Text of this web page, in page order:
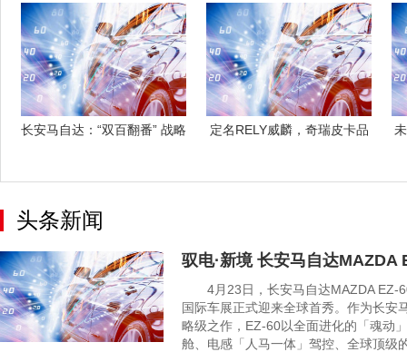
长安马自达：“双百翻番” 战略
定名RELY威麟，奇瑞皮卡品
头条新闻
驭电·新境 长安马自达MAZDA
4月23日，长安马自达MAZDA EZ-
国际车展正式迎来全球首秀。作为长安
略级之作，EZ-60以全面进化的「魂动
舱、电感「人马一体」驾控、全球顶级